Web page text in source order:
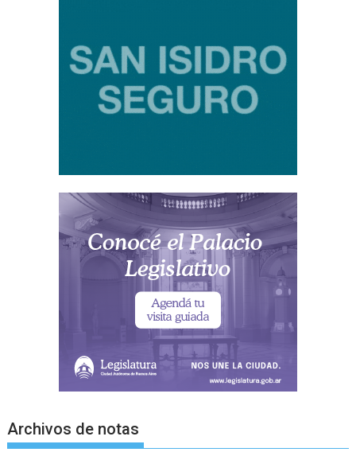
Archivos de notas